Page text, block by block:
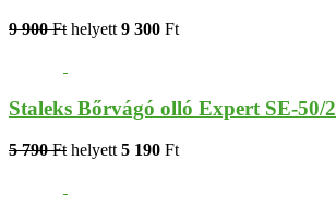
9 900 Ft helyett 9 300 Ft
Staleks Bőrvágó olló Expert SE-50/2
5 790 Ft helyett 5 190 Ft